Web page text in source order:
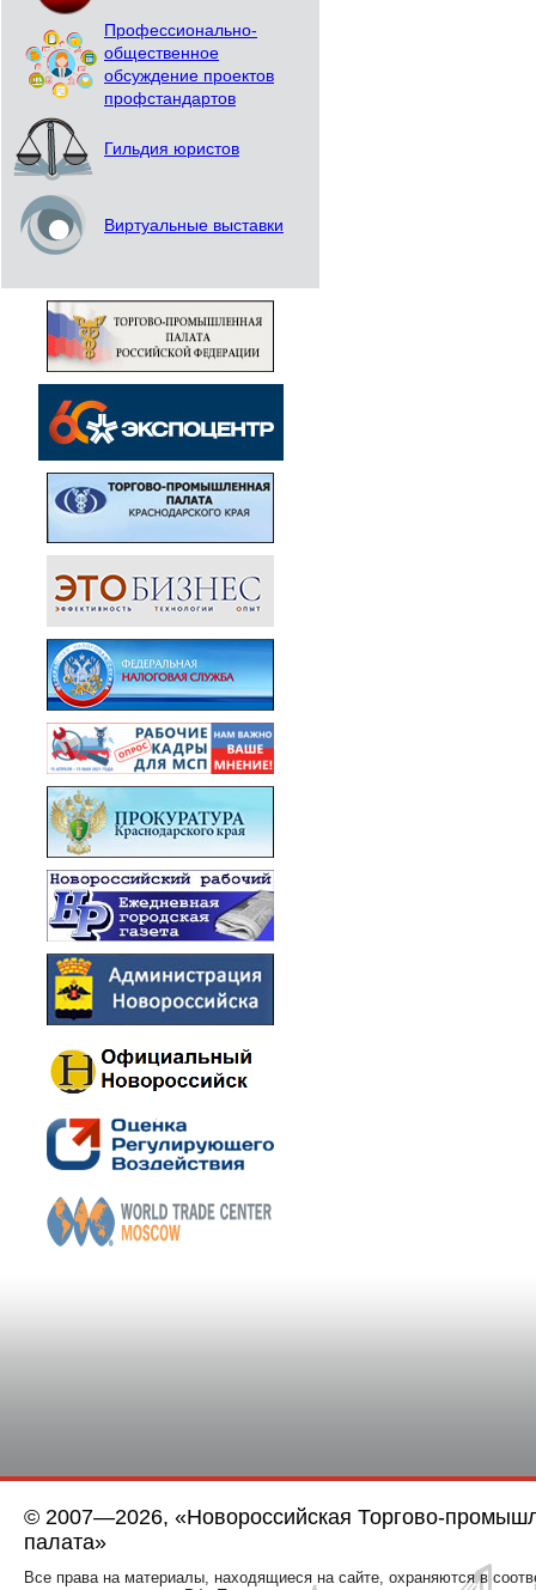
Профессионально-
общественное
обсуждение проектов
профстандартов
Гильдия юристов
Виртуальные выставки
© 2007—2026, «Новороссийская Торгово-
палата»
Все права на материалы, находящиеся на сайте, охраняются в